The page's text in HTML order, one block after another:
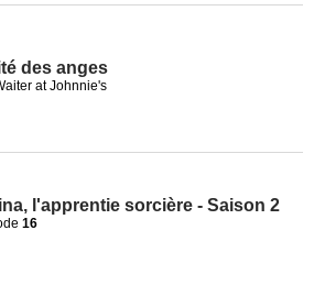
des anges
at Johnnie's
l'apprentie sorcière - Saison 2
16